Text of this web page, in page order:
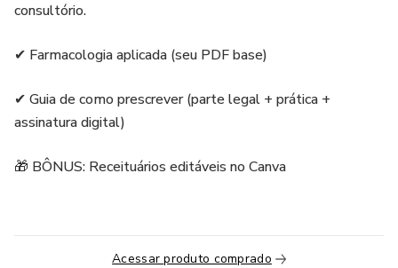
consultório.
✔ Farmacologia aplicada (seu PDF base)
✔ Guia de como prescrever (parte legal + prática +
assinatura digital)
🎁 BÔNUS: Receituários editáveis no Canva
Acessar produto comprado